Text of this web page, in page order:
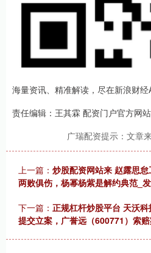
海量资讯、精准解读，尽在新浪财经
责任编辑：王其霖 配资门户官方网
广瑞配资提示：文章
上一篇： 炒股配资网站来 赵露思
两败俱伤，杨幂杨紫是解约典范_
下一篇： 正规杠杆炒股平台 天沃
提交立案，广誉远（600771）索